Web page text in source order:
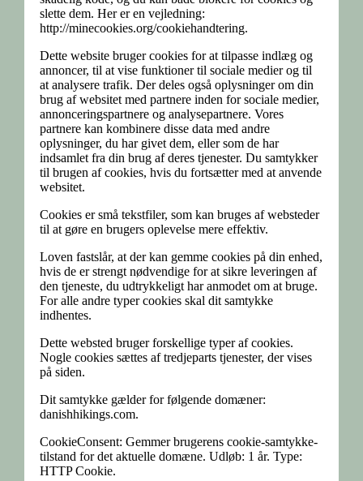
slette dem. Her er en vejledning:
http://minecookies.org/cookiehandtering.
Dette website bruger cookies for at tilpasse indlæg og
annoncer, til at vise funktioner til sociale medier og til
at analysere trafik. Der deles også oplysninger om din
brug af websitet med partnere inden for sociale medier,
annonceringspartnere og analysepartnere. Vores
partnere kan kombinere disse data med andre
oplysninger, du har givet dem, eller som de har
indsamlet fra din brug af deres tjenester. Du samtykker
til brugen af cookies, hvis du fortsætter med at anvende
websitet.
Cookies er små tekstfiler, som kan bruges af websteder
til at gøre en brugers oplevelse mere effektiv.
Loven fastslår, at der kan gemme cookies på din enhed,
hvis de er strengt nødvendige for at sikre leveringen af
den tjeneste, du udtrykkeligt har anmodet om at bruge.
For alle andre typer cookies skal dit samtykke
indhentes.
Dette websted bruger forskellige typer af cookies.
Nogle cookies sættes af tredjeparts tjenester, der vises
på siden.
Dit samtykke gælder for følgende domæner:
danishhikings.com.
CookieConsent: Gemmer brugerens cookie-samtykke-
tilstand for det aktuelle domæne. Udløb: 1 år. Type:
HTTP Cookie.